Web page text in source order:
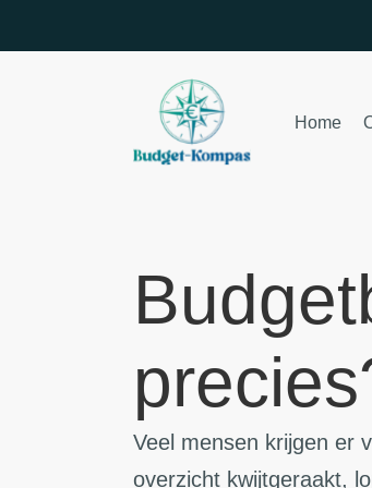
Home
Veel mensen krijgen er
overzicht kwijtgeraakt,